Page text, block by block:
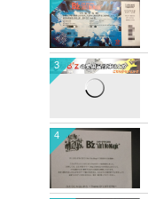
3
4